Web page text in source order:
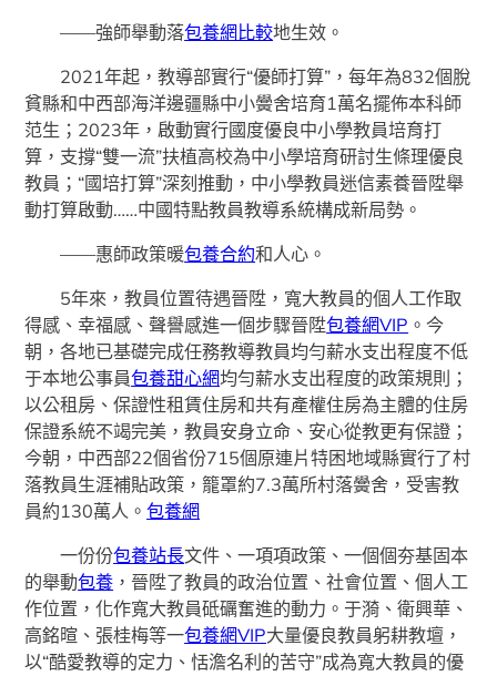
——強師舉動落包養網比較地生效。
2021年起，教導部實行“優師打算”，每年為832個脫
貧縣和中西部海洋邊疆縣中小黌舍培育1萬名擺佈本科師
范生；2023年，啟動實行國度優良中小學教員培育打
算，支撐“雙一流”扶植高校為中小學培育研討生條理優良
教員；“國培打算”深刻推動，中小學教員迷信素養晉陞舉
動打算啟動……中國特點教員教導系統構成新局勢。
——惠師政策暖包養合約和人心。
5年來，教員位置待遇晉陞，寬大教員的個人工作取
得感、幸福感、聲譽感進一個步驟晉陞包養網VIP 。今
朝，各地已基礎完成任務教導教員均勻薪水支出程度不低
于本地公事員包養甜心網均勻薪水支出程度的政策規則；
以公租房、保證性租賃住房和共有產權住房為主體的住房
保證系統不竭完美，教員安身立命、安心從教更有保證；
今朝，中西部22個省份715個原連片特困地域縣實行了村
落教員生涯補貼政策，籠罩約7.3萬所村落黌舍，受害教
員約130萬人。包養網
一份份包養站長文件、一項項政策、一個個夯基固本
的舉動包養 ，晉陞了教員的政治位置、社會位置、個人工
作位置，化作寬大教員砥礪奮進的動力。于漪、衛興華、
高銘暄、張桂梅等一包養網VIP大量優良教員躬耕教壇，
以“酷愛教導的定力、恬澹名利的苦守”成為寬大教員的優